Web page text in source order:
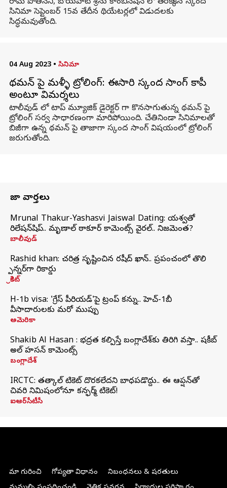
సినిమా సెప్టెంబర్ 15వ తేదీన థియేటర్లలో విడుదలకు
సిద్ధమవుతోంది.
04 Aug 2023 • సినిమా
థమన్ పై మళ్ళీ ట్రోలింగ్: ఈసారి స్కంద సాంగ్ కాపీ
అంటూ విమర్శలు
టాలీవుడ్ లో టాప్ మ్యూజిక్ డైరెక్టర్ గా కొనసాగుతున్న థమన్ పై
ట్రోలింగ్ సర్వ సాధారణంగా మారిపోయింది. చేతినిండా సినిమాలతో
బిజీగా ఉన్న థమన్ పై తాజాగా స్కంద సాంగ్ విషయంలో ట్రోలింగ్
జరుగుతోంది.
తాజా వార్తలు
Mrunal Thakur-Yashasvi Jaiswal Dating: యశస్వితో
రిలేషన్‌షిప్.. మృణాల్ ఠాకూర్ కామెంట్స్ వైరల్.. నిజమెంత?
బాలీవుడ్
Rashid khan: చరిత్ర సృష్టించిన రషీద్ ఖాన్.. ప్రపంచంలో తొలి
స్పిన్నర్‌గా రికార్డు
క్రికెట్
H-1b visa: 'గ్రేస్‌ పీరియడ్‌'పై ట్రంప్‌ కన్ను.. హెచ్‌-1బీ
వీసాదారులకు మరో ముప్పు
అమెరికా
Shakib Al Hasan : భద్రత కల్పిస్తే బంగ్లాదేశ్‌కు తిరిగి వస్తా.. షకీబ్
అల్ హసన్ కామెంట్స్
బంగ్లాదేశ్
IRCTC: తత్కాల్ టికెట్ దొరకలేదని బాధపడొద్దు.. ఈ ఆప్షన్‌తో
చివరి నిమిషంలోనూ కన్ఫర్మ్ టికెట్!
ఐఆర్‌సీటీసీ
మా గురించి గోప్యతా విధానం
నిబంధనలు & షరతులు